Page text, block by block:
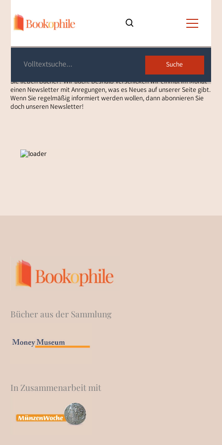
Newsletter
Sie lieben Bücher? Wir auch! Deshalb verschicken wir einmal im Monat
einen Newsletter mit Anregungen, was es Neues auf unserer Seite gibt.
Wenn Sie regelmäßig informiert werden wollen, dann abonnieren Sie
doch unseren Newsletter!
Bücher aus der Sammlung
In Zusammenarbeit mit